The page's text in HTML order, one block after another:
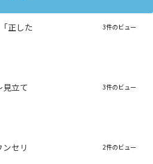
正した
3件のビュー
立て
3件のビュー
セリ
2件のビュー